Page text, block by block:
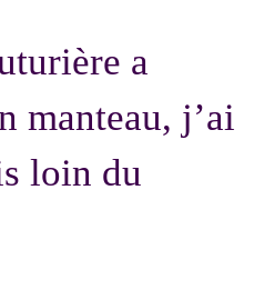
a
manteau, j’ai
loin du